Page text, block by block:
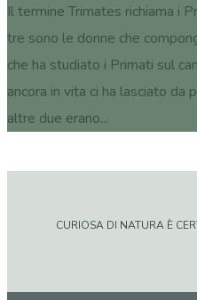
Il termine Trimates richiama i
tre sono le donne che
che ha studiato i Primati sul
ancora in vita ci ha lasciato da
altre due erano...
CURIOSA DI NATURA È